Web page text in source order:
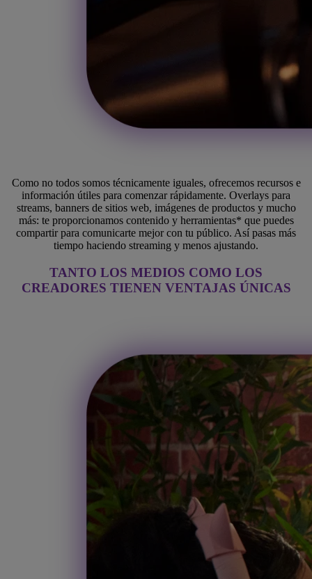
Como no todos somos técnicamente iguales, ofrecemos recursos e
información útiles para comenzar rápidamente. Overlays para
streams, banners de sitios web, imágenes de productos y mucho
más: te proporcionamos contenido y herramientas* que puedes
compartir para comunicarte mejor con tu público. Así pasas más
tiempo haciendo streaming y menos ajustando.
TANTO LOS MEDIOS COMO LOS
CREADORES TIENEN VENTAJAS ÚNICAS